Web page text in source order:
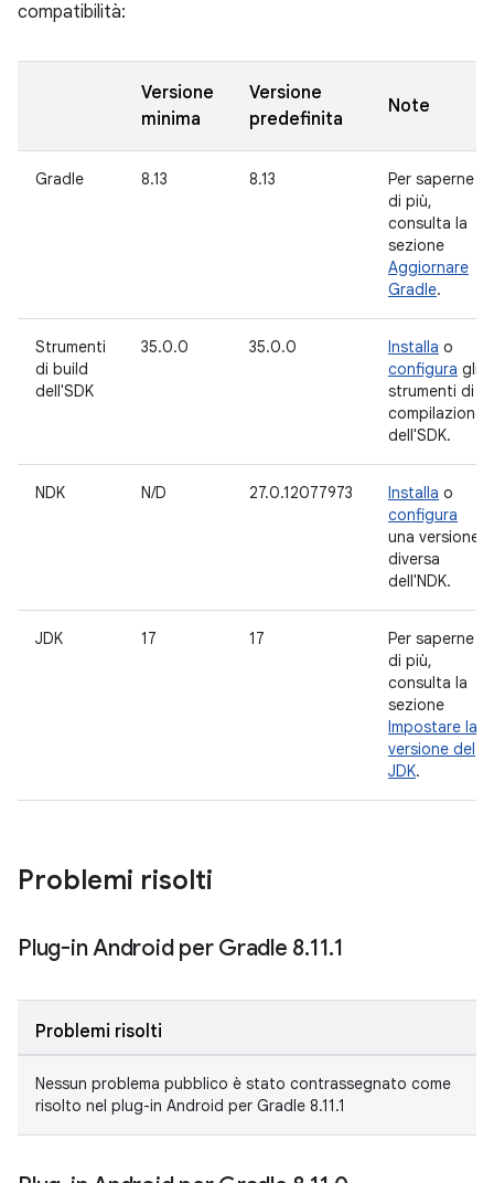
compatibilità:
Versione
minima
Versione
predefinita
Note
Gradle 8.13 8.13
Per saperne
di più,
consulta la
sezione
Aggiornare
Gradle.
Strumenti
di build
dell'SDK
35.0.0 35.0.0 Installa o
configura gli
strumenti di
compilazione
dell'SDK.
NDK N/D 27.0.12077973 Installa o
configura
una versione
diversa
dell'NDK.
JDK 17 17
Per saperne
di più,
consulta la
sezione
Impostare la
versione del
JDK.
Problemi risolti
Plug-in Android per Gradle 8.11.1
Problemi risolti
Nessun problema pubblico è stato contrassegnato come
risolto nel plug-in Android per Gradle 8.11.1